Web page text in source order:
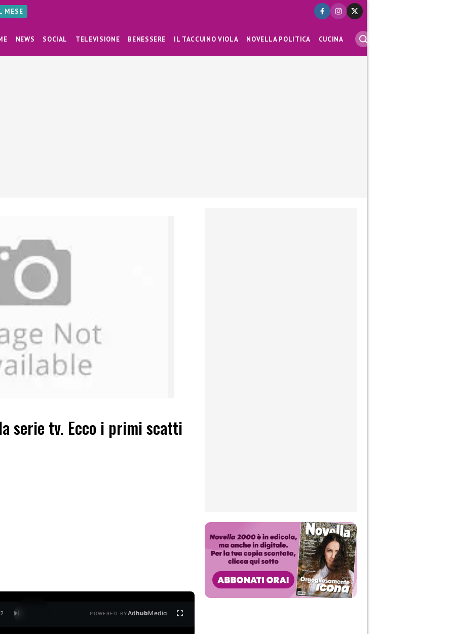
MESE
NEWS SOCIAL TELEVISIONE BENESSERE IL TACCUINO VIOLA NOVELLA POLITICA CUCINA
serie tv. Ecco i primi scatti
2 POWERED BYAdhubMedia